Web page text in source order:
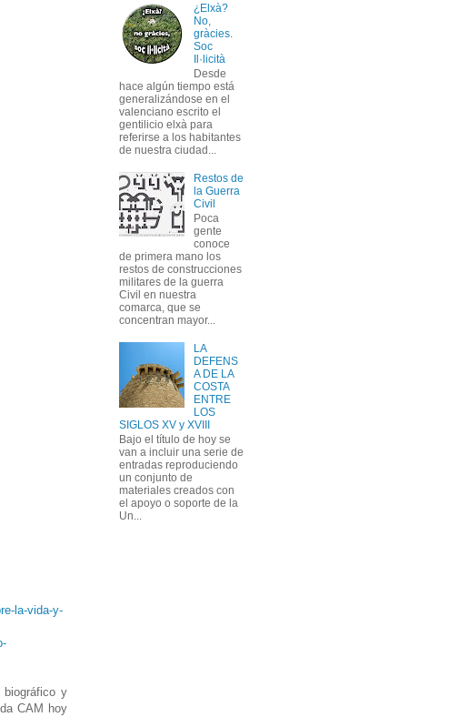
la-vida-y-
biográfico y
CAM hoy
¿Elxà?
No,
gràcies.
Soc
Il·licità
Desde
hace algún tiempo está
generalizándose en el
valenciano escrito el
gentilicio elxà para
referirse a los habitantes
de nuestra ciudad...
Restos de
la Guerra
Civil
Poca
gente
conoce
de primera mano los
restos de construcciones
militares de la guerra
Civil en nuestra
comarca, que se
concentran mayor...
LA
DEFENS
A DE LA
COSTA
ENTRE
LOS
SIGLOS XV y XVIII
Bajo el título de hoy se
van a incluir una serie de
entradas reproduciendo
un conjunto de
materiales creados con
el apoyo o soporte de la
Un...